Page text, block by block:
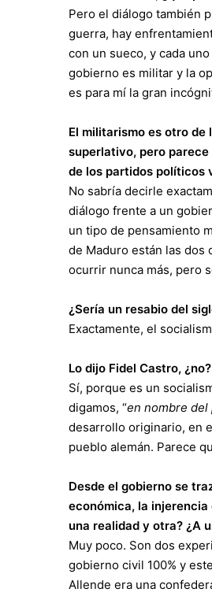
Pero el diálogo también
guerra, hay
con un sueco, y cada
gobierno es militar y la
es para mí la gran
El militarismo es otro de
superlativo, pero
de los partidos políticos
No sabría decirle
diálogo frente a un
un tipo de pensamiento
de Maduro están las dos
ocurrir nunca más, pero
¿Sería un resabio del
Exactamente, el
Lo dijo Fidel Castro, ¿no?
Sí, porque es un
digamos, “en nombre del
desarrollo originario, en
pueblo alemán. Parece
Desde el gobierno se
económica, la
una realidad y otra? ¿A
Muy poco. Son dos
gobierno civil 100% y
Allende era una